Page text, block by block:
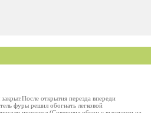
открытия перезда впереди
фуры решил обогнать легковой